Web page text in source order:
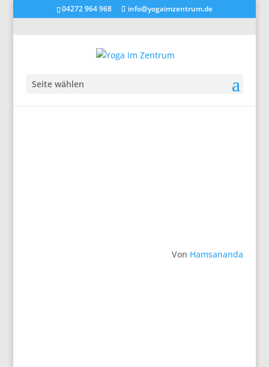
04272 964 968 info@yogaimzentrum.de
Seite wählen
Von Hamsananda